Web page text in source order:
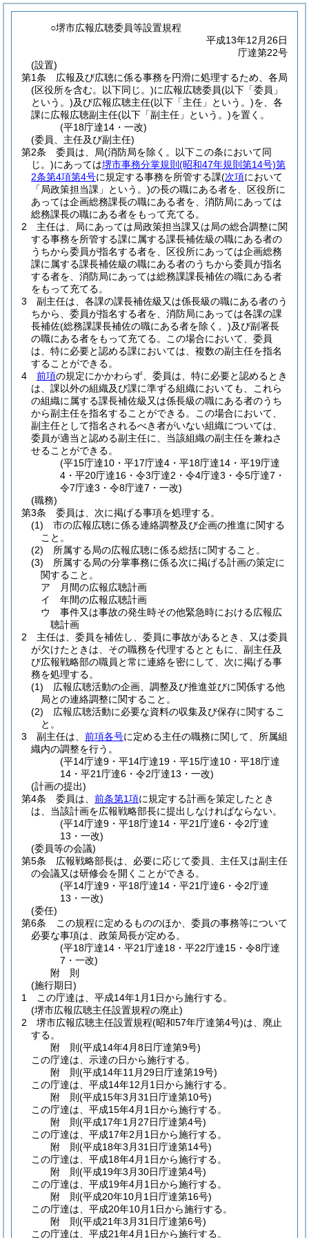
○堺市広報広聴委員等設置規程
平成13年12月26日
庁達第22号
(設置)
第1条
広報及び広聴に係る事務を円滑に処理するため、各局
(区役所を含む。以下同じ。)に広報広聴委員(以下「委員」
という。)及び広報広聴主任(以下「主任」という。)を、各
課に広報広聴副主任(以下「副主任」という。)を置く。
(平18庁達14・一改)
(委員、主任及び副主任)
第2条
委員は、局(消防局を除く。以下この条において同
じ。)にあっては堺市事務分掌規則 (昭和47年規則第14号)第
2条第4項第4号に規定する事務を所管する課(次項において
「局政策担当課」という。)の長の職にある者を、区役所に
あっては企画総務課長の職にある者を、消防局にあっては
総務課長の職にある者をもって充てる。
2
主任は、局にあっては局政策担当課又は局の総合調整に関
する事務を所管する課に属する課長補佐級の職にある者の
うちから委員が指名する者を、区役所にあっては企画総務
課に属する課長補佐級の職にある者のうちから委員が指名
する者を、消防局にあっては総務課課長補佐の職にある者
をもって充てる。
3
副主任は、各課の課長補佐級又は係長級の職にある者のう
ちから、委員が指名する者を、消防局にあっては各課の課
長補佐(総務課課長補佐の職にある者を除く。)及び副署長
の職にある者をもって充てる。
この場合において、委員
は、特に必要と認める課においては、複数の副主任を指名
することができる。
4
前項の規定にかかわらず、委員は、特に必要と認めるとき
は、課以外の組織及び課に準ずる組織においても、これら
の組織に属する課長補佐級又は係長級の職にある者のうち
から副主任を指名することができる。
この場合において、
副主任として指名されるべき者がいない組織については、
委員が適当と認める副主任に、当該組織の副主任を兼ねさ
せることができる。
(平15庁達10・平17庁達4・平18庁達14・平19庁達
4・平20庁達16・令3庁達2・令4庁達3・令5庁達7・
令7庁達3・令8庁達7・一改)
(職務)
第3条
委員は、次に掲げる事項を処理する。
(1)
市の広報広聴に係る連絡調整及び企画の推進に関する
こと。
(2)
所属する局の広報広聴に係る総括に関すること。
(3)
所属する局の分掌事務に係る次に掲げる計画の策定に
関すること。
ア
月間の広報広聴計画
イ
年間の広報広聴計画
ウ
事件又は事故の発生時その他緊急時における広報広
聴計画
2
主任は、委員を補佐し、委員に事故があるとき、又は委員
が欠けたときは、その職務を代理するとともに、副主任及
び広報戦略部の職員と常に連絡を密にして、次に掲げる事
務を処理する。
(1)
広報広聴活動の企画、調整及び推進並びに関係する他
局との連絡調整に関すること。
(2)
広報広聴活動に必要な資料の収集及び保存に関するこ
と。
3
副主任は、 前項各号に定める主任の職務に関して、所属組
織内の調整を行う。
(平14庁達9・平14庁達19・平15庁達10・平18庁達
14・平21庁達6・令2庁達13・一改)
(計画の提出)
第4条
委員は、 前条第1項に規定する計画を策定したとき
は、当該計画を広報戦略部長に提出しなければならない。
(平14庁達9・平18庁達14・平21庁達6・令2庁達
13・一改)
(委員等の会議)
第5条
広報戦略部長は、必要に応じて委員、主任又は副主任
の会議又は研修会を開くことができる。
(平14庁達9・平18庁達14・平21庁達6・令2庁達
13・一改)
(委任)
第6条
この規程に定めるもののほか、委員の事務等について
必要な事項は、政策局長が定める。
(平18庁達14・平21庁達18・平22庁達15・令8庁達
7・一改)
附 則
(施行期日)
1
この庁達は、平成14年1月1日から施行する。
(堺市広報広聴主任設置規程の廃止)
2
堺市広報広聴主任設置規程(昭和57年庁達第4号)は、廃止
する。
附 則(平成14年4月8日庁達第9号)
この庁達は、示達の日から施行する。
附 則(平成14年11月29日庁達第19号)
この庁達は、平成14年12月1日から施行する。
附 則(平成15年3月31日庁達第10号)
この庁達は、平成15年4月1日から施行する。
附 則(平成17年1月27日庁達第4号)
この庁達は、平成17年2月1日から施行する。
附 則(平成18年3月31日庁達第14号)
この庁達は、平成18年4月1日から施行する。
附 則(平成19年3月30日庁達第4号)
この庁達は、平成19年4月1日から施行する。
附 則(平成20年10月1日庁達第16号)
この庁達は、平成20年10月1日から施行する。
附 則(平成21年3月31日庁達第6号)
この庁達は、平成21年4月1日から施行する。